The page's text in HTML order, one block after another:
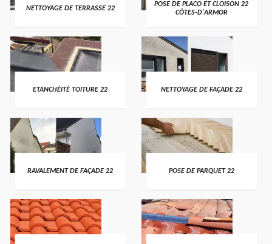
NETTOYAGE DE TERRASSE 22
POSE DE PLACO ET CLOISON 22
CÔTES-D'ARMOR
ETANCHÉITÉ TOITURE 22 NETTOYAGE DE FAÇADE 22
RAVALEMENT DE FAÇADE 22 POSE DE PARQUET 22